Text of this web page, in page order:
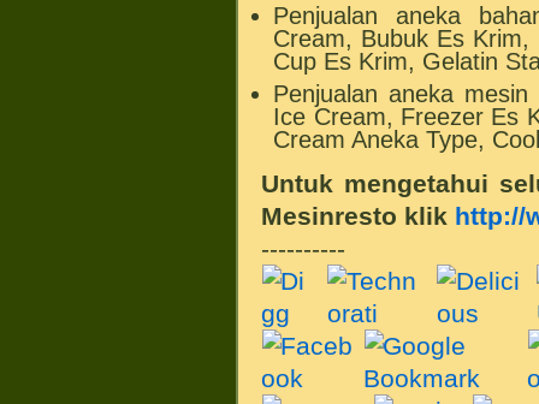
Penjualan aneka
Cream, Bubuk Es
Cup Es Krim, Gelatin
Penjualan aneka
Ice Cream, Freezer Es
Cream Aneka Type,
Untuk mengetahui
Mesinresto klik http://
----------